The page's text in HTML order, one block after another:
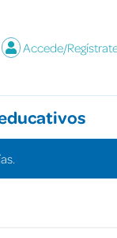
Accede/